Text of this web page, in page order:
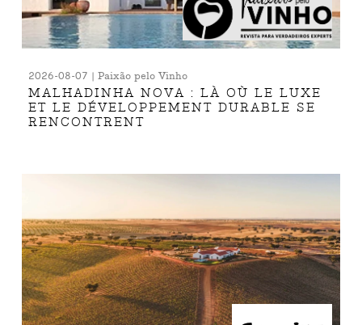
2026-08-07 | Paixão pelo Vinho
MALHADINHA NOVA : LÀ OÙ LE LUXE
ET LE DÉVELOPPEMENT DURABLE SE
RENCONTRENT